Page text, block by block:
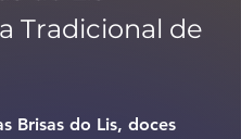
Tradicional de
Brisas do Lis, doces